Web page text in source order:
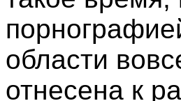
области
отнесена к